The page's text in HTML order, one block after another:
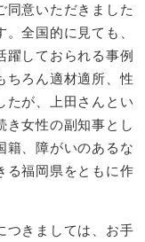
同意いただきました
全国的に見ても、
躍しておられる事例
ちろん適材適所、性
たが、上田さんとい
き女性の副知事とし
籍、障がいのあるな
る福岡県をともに作
きましては、お手